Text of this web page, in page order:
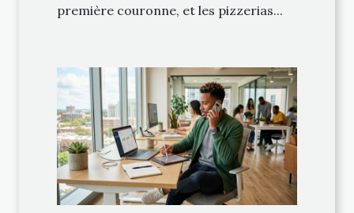
première couronne, et les pizzerias...